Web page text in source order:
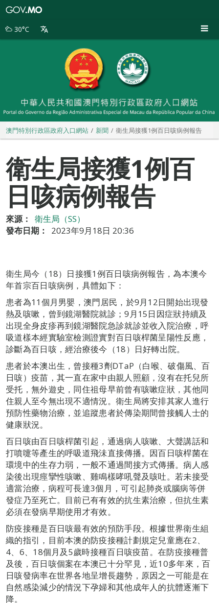
別
30°C
澳門特別行政區政府入口網站 新聞 衛生局接獲1例百日咳病例報告
衛生局接獲1例百
日咳病例報告
來源：
衛生局（SS）
發布日期：
2023年9月18日 20:36
衛生局今（18）日接獲1例百日咳病例報告，為本澳今
年首宗百日咳病例，具體如下：
患者為11個月男嬰，澳門居民，於9月12日開始出現發
熱及咳嗽，曾到鏡湖醫院就診；9月15日因症狀持續及
出現全身皮疹再到鏡湖醫院急診就診並收入院治療，呼
吸道樣本經實驗室檢測證實對百日咳桿菌呈陽性反應，
診斷為百日咳，經治療後今（18）日好轉出院。
患者於本澳出生，曾接種3劑DTaP（白喉、破傷風、百
日咳）疫苗，其一直在家中由親人照顧，沒有在托兒所
受托，無外遊史，同住祖母早前曾有咳嗽症狀，其他同
住親人至今無出現不適情況。衛生局將安排其家人進行
預防性藥物治療，並追蹤患者於傳染期間曾接觸人士的
健康狀況。
百日咳由百日咳桿菌引起，通過病人咳嗽、大聲講話和
打噴嚏等產生的呼吸道飛沬直接傳播。因百日咳桿菌在
環境中的生存力弱，一般不通過間接方式傳播。病人感
染後出現痙攣性咳嗽、雞鳴樣哮吼聲及咳吐。若未接受
適當治療，病程可長達3個月，可引起肺炎或腦病等併
發症乃至死亡。目前已有有效的抗生素治療，但抗生素
必須在發病早期使用才有效。
防疫接種是百日咳最有效的預防手段。根據世界衛生組
織的指引，目前本澳的防疫接種計劃規定兒童應在2、
4、6、18個月及5歲時接種百日咳疫苗。在防疫接種普
及後，百日咳個案在本澳已十分罕見，近10多年來，百
日咳發病率在世界各地呈增長趨勢，原因之一可能是在
自然感染減少的情況下孕婦和其他成年人的抗體逐漸下
降。